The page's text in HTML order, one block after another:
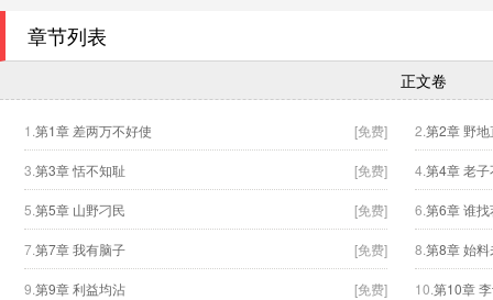
章节列表
正文卷
1. 第1章 差两万不好使 [免费] 2. 第2章 野
3. 第3章 恬不知耻 [免费] 4. 第4章 老
5. 第5章 山野刁民 [免费] 6. 第6章 谁找
7.第7章 我有脑子 [免费] 8. 第8章 始
9. 第9章 利益均沾 [免费] 10. 第10章